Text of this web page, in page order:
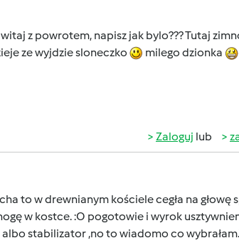
z powrotem, napisz jak bylo??? Tutaj
ze wyjdzie sloneczko milego dzionka
Zaloguj lub
to w drewnianym kościele cegła na
w kostce. :O pogotowie i wyrok
stabilizator ,no to wiadomo co